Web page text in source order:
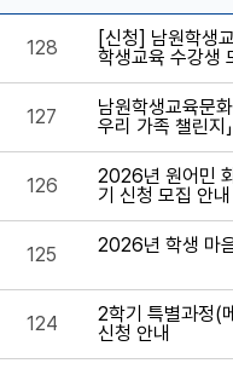
128
[신청] 남원학생
학생교육 수강생
127
남원학생교육문
우리 가족 챌린지
126
2026년 원어민
기 신청 모집 안내
125 2026년 학생 마
124
2학기 특별과정(
신청 안내